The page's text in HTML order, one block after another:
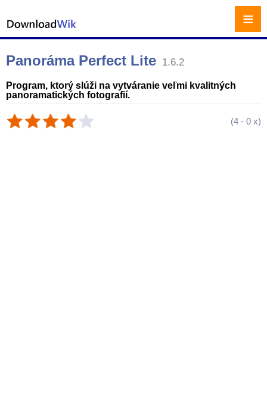
Panoráma Perfect Lite 1.6.2
Program, ktorý slúži na vytváranie veľmi kvalitných
panoramatických fotografií.
(4 - 0 x)
≡